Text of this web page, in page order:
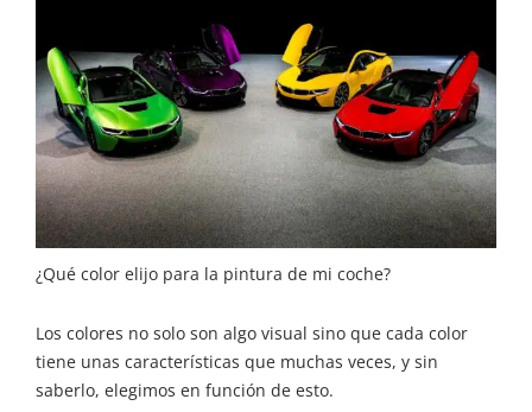
¿Qué color elijo para la pintura de mi coche?
Los colores no solo son algo visual sino que cada color
tiene unas características que muchas veces, y sin
saberlo, elegimos en función de esto.